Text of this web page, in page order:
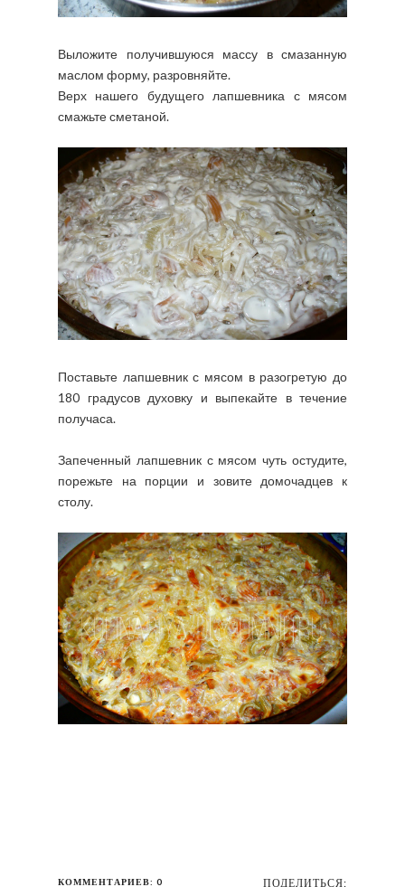
Выложите получившуюся массу в смазанную
маслом форму, разровняйте.
Верх нашего будущего лапшевника с мясом
смажьте сметаной.
Поставьте лапшевник с мясом в разогретую до
180 градусов духовку и выпекайте в течение
получаса.
Запеченный лапшевник с мясом чуть остудите,
порежьте на порции и зовите домочадцев к
столу.
КОММЕНТАРИЕВ: 0 ПОДЕЛИТЬСЯ: